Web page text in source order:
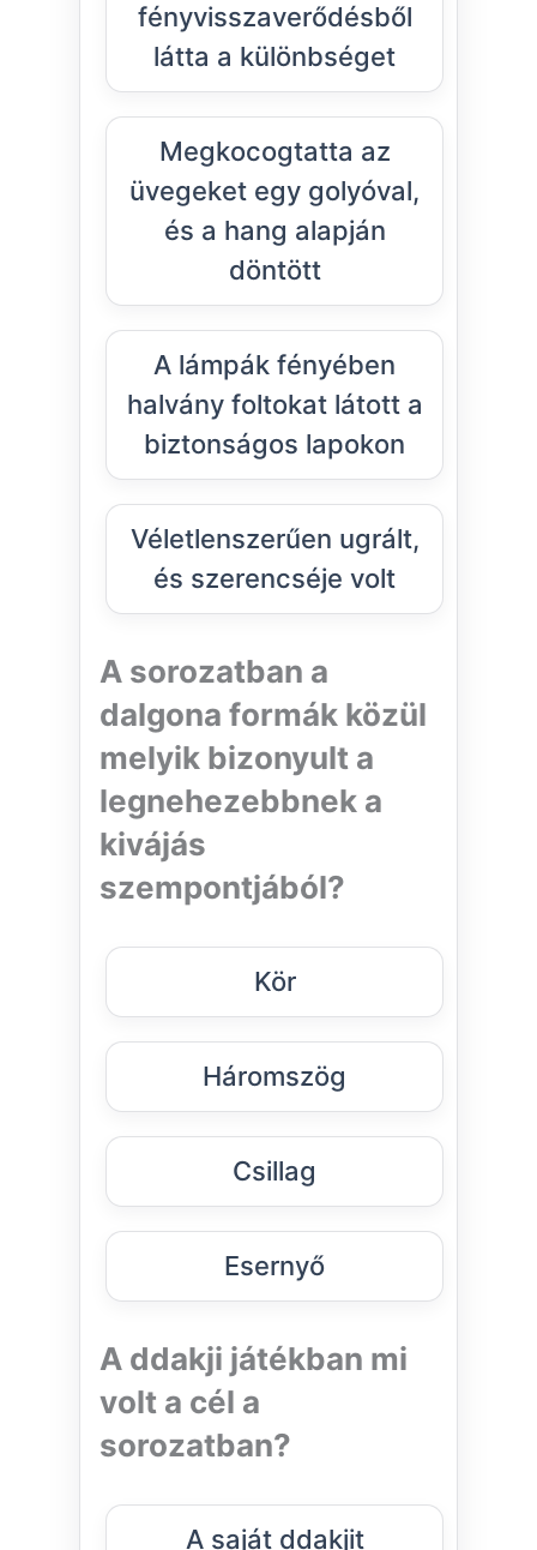
fényvisszaverődésből
látta a különbséget
Megkocogtatta az
üvegeket egy golyóval,
és a hang alapján
döntött
A lámpák fényében
halvány foltokat látott a
biztonságos lapokon
Véletlenszerűen ugrált,
és szerencséje volt
A sorozatban a
dalgona formák közül
melyik bizonyult a
legnehezebbnek a
kivájás
szempontjából?
Kör
Háromszög
Csillag
Esernyő
A ddakji játékban mi
volt a cél a
sorozatban?
A saját ddakjit